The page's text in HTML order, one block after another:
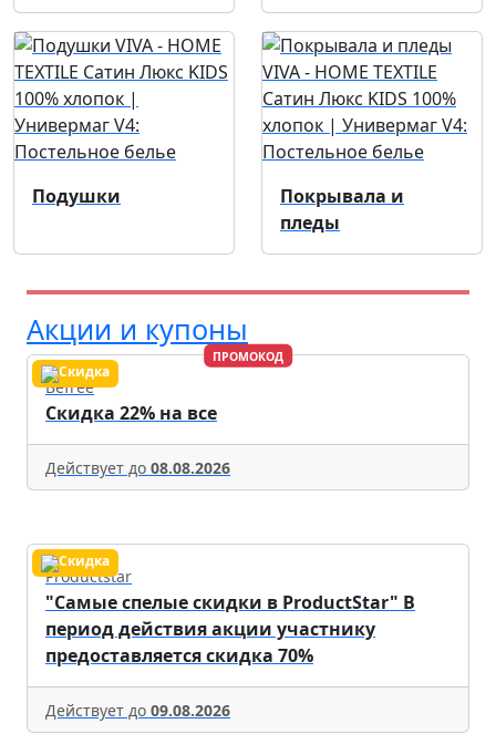
Подушки
Покрывала и
пледы
Акции и купоны
ПРОМОКОД
Befree
Скидка 22% на все
Действует до 08.08.2026
Productstar
"Самые спелые скидки в ProductStar" В
период действия акции участнику
предоставляется скидка 70%
Действует до 09.08.2026